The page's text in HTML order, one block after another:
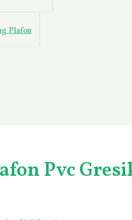
Plafon
Pvc